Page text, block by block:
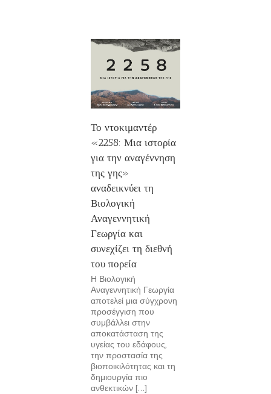
Το ντοκιμαντέρ
«2258: Μια ιστορία
για την αναγέννηση
της γης»
αναδεικνύει τη
Βιολογική
Αναγεννητική
Γεωργία και
συνεχίζει τη διεθνή
του πορεία
Η Βιολογική
Αναγεννητική Γεωργία
αποτελεί μια σύγχρονη
προσέγγιση που
συμβάλλει στην
αποκατάσταση της
υγείας του εδάφους,
την προστασία της
βιοποικιλότητας και τη
δημιουργία πιο
ανθεκτικών [...]